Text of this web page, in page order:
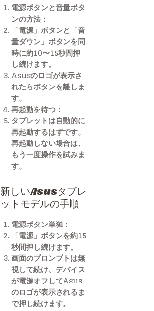
電源ボタンと音量ボタ
ンの方法 ：
「電源」ボタンと「音
量ダウン」ボタンを同
時に約10〜15秒間押
し続けます。
Asusのロゴが表示さ
れたらボタンを離しま
す。
再起動を待つ ：
タブレットは自動的に
再起動するはずです。
再起動しない場合は、
もう一度操作を試みま
す。
新しいAsusタブレ
ットモデルの手順
電源ボタン単独 ：
「電源」ボタンを約15
秒間押し続けます。
画面のプロンプトは無
視して続け、デバイス
が電源オフしてAsus
のロゴが表示されるま
で押し続けます。